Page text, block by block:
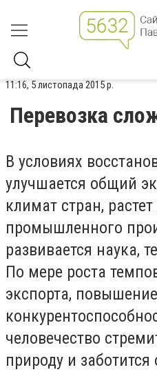
11:16, 5 листопада 2015 р.
Перевозка
В условиях
улучшается общий
климат стран,
промышленного
развивается наука,
По мере роста
экспорта, повышение
человечество
природу и